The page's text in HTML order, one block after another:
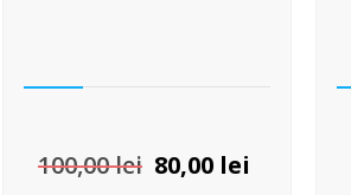
100,00lei Prețul
80,00 lei